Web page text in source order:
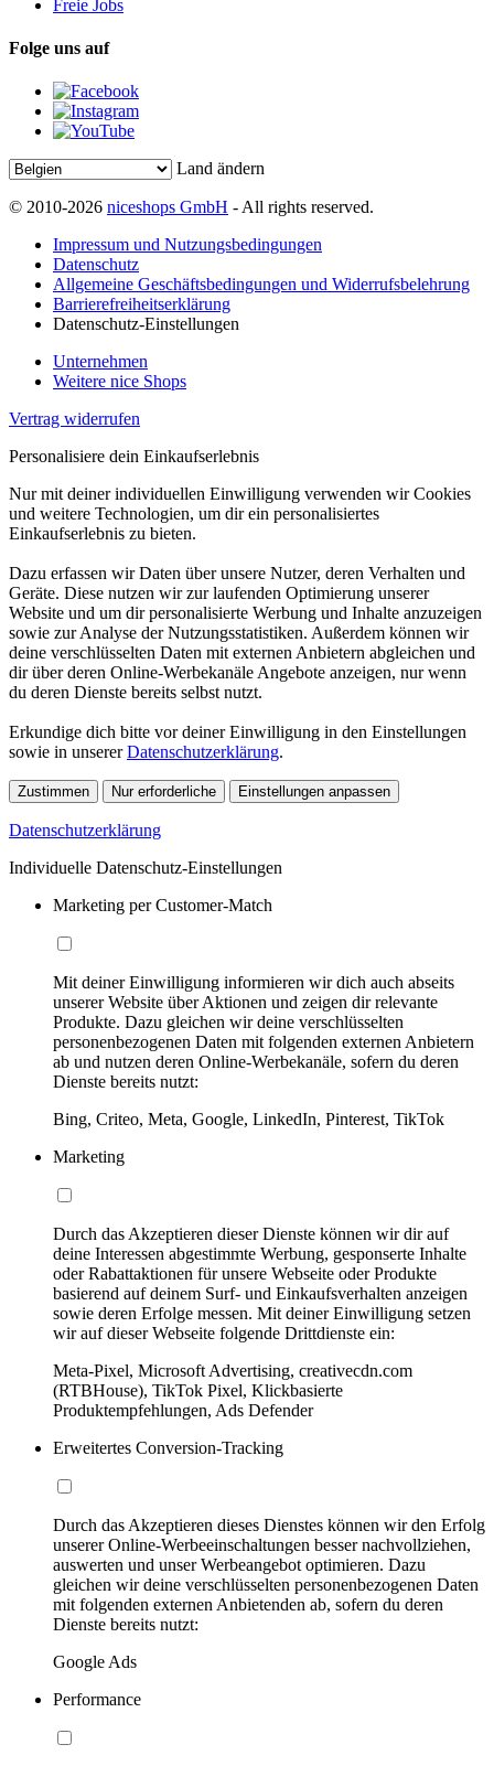
Freie Jobs
Folge uns auf
Land ändern
© 2010-2026 niceshops GmbH - All rights reserved.
Impressum und Nutzungsbedingungen
Datenschutz
Allgemeine Geschäftsbedingungen und Widerrufsbelehrung
Barrierefreiheitserklärung
Datenschutz-Einstellungen
Unternehmen
Weitere nice Shops
Vertrag widerrufen
Personalisiere dein Einkaufserlebnis
Nur mit deiner individuellen Einwilligung verwenden wir Cookies
und weitere Technologien, um dir ein personalisiertes
Einkaufserlebnis zu bieten.
Dazu erfassen wir Daten über unsere Nutzer, deren Verhalten und
Geräte. Diese nutzen wir zur laufenden Optimierung unserer
Website und um dir personalisierte Werbung und Inhalte anzuzeigen
sowie zur Analyse der Nutzungsstatistiken. Außerdem können wir
deine verschlüsselten Daten mit externen Anbietern abgleichen und
dir über deren Online-Werbekanäle Angebote anzeigen, nur wenn
du deren Dienste bereits selbst nutzt.
Erkundige dich bitte vor deiner Einwilligung in den Einstellungen
sowie in unsererDatenschutzerklärung.
Zustimmen Nur erforderliche Einstellungen anpassen
Datenschutzerklärung
Individuelle Datenschutz-Einstellungen
Marketing per Customer-Match
Mit deiner Einwilligung informieren wir dich auch abseits
unserer Website über Aktionen und zeigen dir relevante
Produkte. Dazu gleichen wir deine verschlüsselten
personenbezogenen Daten mit folgenden externen Anbietern
ab und nutzen deren Online-Werbekanäle, sofern du deren
Dienste bereits nutzt:
Bing, Criteo, Meta, Google, LinkedIn, Pinterest, TikTok
Marketing
Durch das Akzeptieren dieser Dienste können wir dir auf
deine Interessen abgestimmte Werbung, gesponserte Inhalte
oder Rabattaktionen für unsere Webseite oder Produkte
basierend auf deinem Surf- und Einkaufsverhalten anzeigen
sowie deren Erfolge messen. Mit deiner Einwilligung setzen
wir auf dieser Webseite folgende Drittdienste ein:
Meta-Pixel, Microsoft Advertising, creativecdn.com
(RTBHouse), TikTok Pixel, Klickbasierte
Produktempfehlungen, Ads Defender
Erweitertes Conversion-Tracking
Durch das Akzeptieren dieses Dienstes können wir den Erfolg
unserer Online-Werbeeinschaltungen besser nachvollziehen,
auswerten und unser Werbeangebot optimieren. Dazu
gleichen wir deine verschlüsselten personenbezogenen Daten
mit folgenden externen Anbietenden ab, sofern du deren
Dienste bereits nutzt:
Google Ads
Performance